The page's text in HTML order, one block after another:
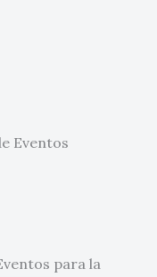
Eventos
para la